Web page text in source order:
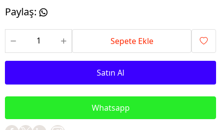
Paylaş:
Sepete Ekle
Satın Al
Whatsapp